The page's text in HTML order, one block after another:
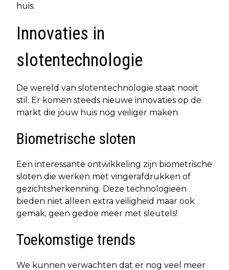
huis.
Innovaties in
slotentechnologie
De wereld van slotentechnologie staat nooit
stil. Er komen steeds nieuwe innovaties op de
markt die jouw huis nog veiliger maken.
Biometrische sloten
Een interessante ontwikkeling zijn biometrische
sloten die werken met vingerafdrukken of
gezichtsherkenning. Deze technologieën
bieden niet alleen extra veiligheid maar ook
gemak; geen gedoe meer met sleutels!
Toekomstige trends
We kunnen verwachten dat er nog veel meer